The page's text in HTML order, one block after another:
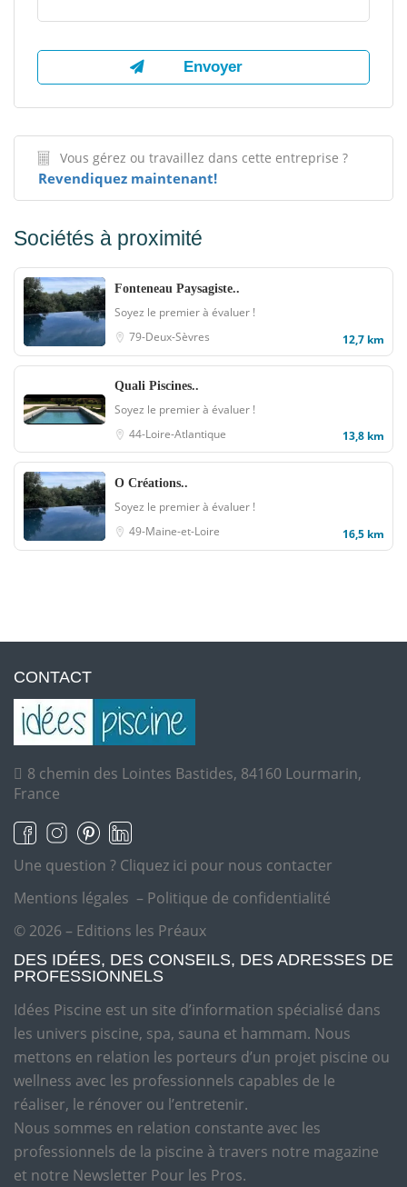
Vous gérez ou travaillez dans cette entreprise ?
Revendiquez maintenant!
Sociétés à proximité
Fonteneau Paysagiste..
Soyez le premier à évaluer !
79-Deux-Sèvres
12,7 km
Quali Piscines..
Soyez le premier à évaluer !
44-Loire-Atlantique
13,8 km
O Créations..
Soyez le premier à évaluer !
49-Maine-et-Loire
16,5 km
CONTACT
8 chemin des Lointes Bastides, 84160 Lourmarin,
France
Une question ? Cliquez ici pour nous contacter
Mentions légales – Politique de confidentialité
© 2026 – Editions les Préaux
DES IDÉES, DES CONSEILS, DES ADRESSES DE
PROFESSIONNELS
Idées Piscine est un site d’information spécialisé dans
les univers piscine, spa, sauna et hammam. Nous
mettons en relation les porteurs d’un projet piscine ou
wellness avec les professionnels capables de le
réaliser, le rénover ou l’entretenir.
Nous sommes en relation constante avec les
professionnels de la piscine à travers notre magazine
et notre Newsletter Pour les Pros.